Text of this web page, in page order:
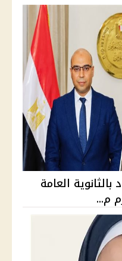
الراسب في 3 مواد بالثانوية العامة
م...